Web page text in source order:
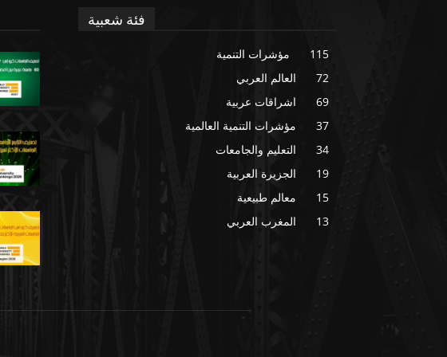
فئة شعبية
مؤشرات التنمية
115
العالم العربي
72
اشراقات عربية
69
مؤشرات التنمية العالمية
37
التعليم والجامعات
34
الجزيرة العربية
19
معالم طبيعية
15
المغرب العربي
13